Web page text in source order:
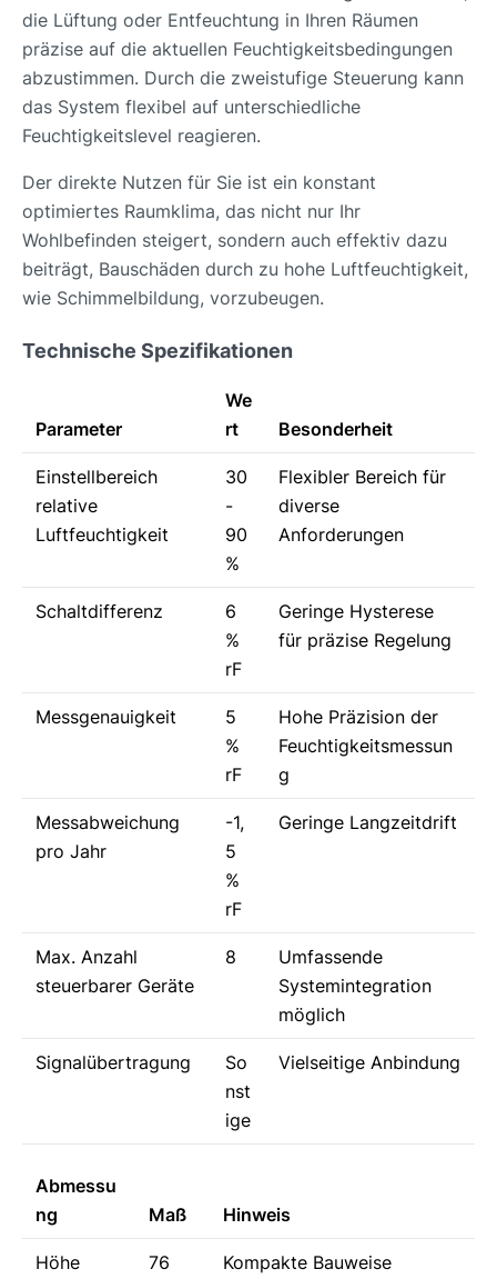
die Lüftung oder Entfeuchtung in Ihren Räumen
präzise auf die aktuellen Feuchtigkeitsbedingungen
abzustimmen. Durch die zweistufige Steuerung kann
das System flexibel auf unterschiedliche
Feuchtigkeitslevel reagieren.
Der direkte Nutzen für Sie ist ein konstant
optimiertes Raumklima, das nicht nur Ihr
Wohlbefinden steigert, sondern auch effektiv dazu
beiträgt, Bauschäden durch zu hohe Luftfeuchtigkeit,
wie Schimmelbildung, vorzubeugen.
Technische Spezifikationen
Parameter
We
rt
Besonderheit
Einstellbereich
relative
Luftfeuchtigkeit
30
-
90
%
Flexibler Bereich für
diverse
Anforderungen
Schaltdifferenz
6
%
rF
Geringe Hysterese
für präzise Regelung
Messgenauigkeit
5
%
rF
Hohe Präzision der
Feuchtigkeitsmessun
g
Messabweichung
pro Jahr
-1,
5
%
rF
Geringe Langzeitdrift
Max. Anzahl
steuerbarer Geräte
8
Umfassende
Systemintegration
möglich
Signalübertragung
So
nst
ige
Vielseitige Anbindung
Abmessu
ng
Maß Hinweis
Höhe
76
Kompakte Bauweise